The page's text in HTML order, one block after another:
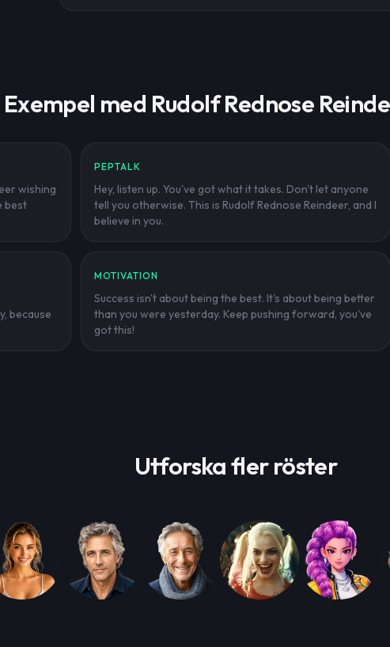
Exempel med Rudolf Rednose
wishing
best
PEPTALK
Hey, listen up. You've got what it takes. Don't let anyone
tell you otherwise. This is Rudolf Rednose Reindeer, and I
believe in you.
because
MOTIVATION
Success isn't about being the best. It's about being better
than you were yesterday. Keep pushing forward, you've
got this!
Utforska fler röster